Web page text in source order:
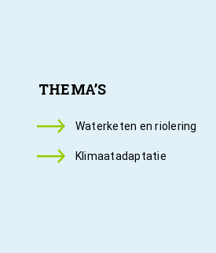
THEMA’S
Waterketen en riolering
Klimaatadaptatie